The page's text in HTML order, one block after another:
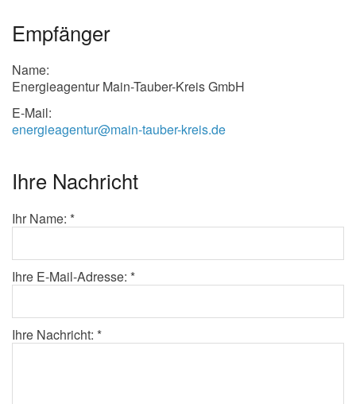
Empfänger
Name:
Energieagentur Main-Tauber-Kreis GmbH
E-Mail:
energieagentur@main-tauber-kreis.de
Ihre Nachricht
Ihr Name: *
Ihre E-Mail-Adresse: *
Ihre Nachricht: *